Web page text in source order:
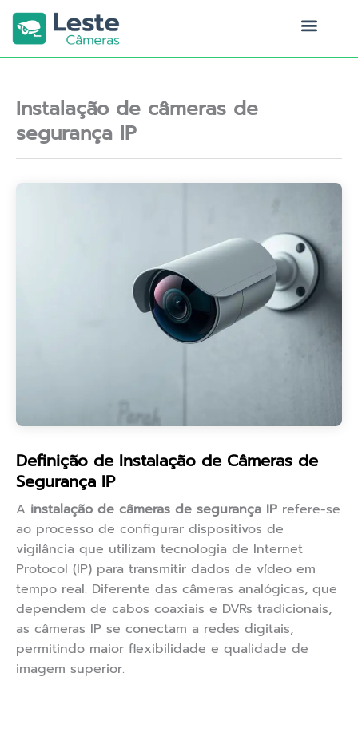
para
conteúdo
Instalação de câmeras de
segurança IP
Definição de Instalação de Câmeras de
Segurança IP
A instalação de câmeras de segurança IP refere-se
ao processo de configurar dispositivos de
vigilância que utilizam tecnologia de Internet
Protocol (IP) para transmitir dados de vídeo em
tempo real. Diferente das câmeras analógicas, que
dependem de cabos coaxiais e DVRs tradicionais,
as câmeras IP se conectam a redes digitais,
permitindo maior flexibilidade e qualidade de
imagem superior.